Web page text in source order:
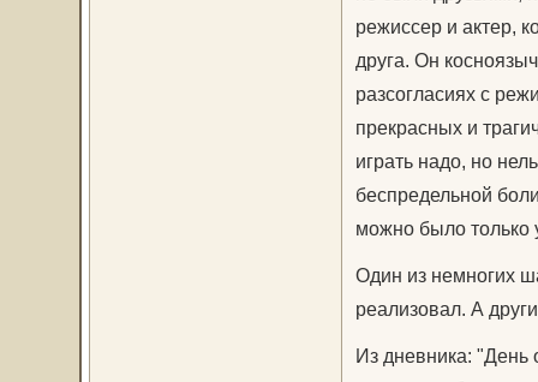
режиссер и актер,
друга. Он
разсогласиях с
прекрасных и
играть надо, но
беспредельной
можно было только
Один из немногих
реализовал. А
Из дневника: "День